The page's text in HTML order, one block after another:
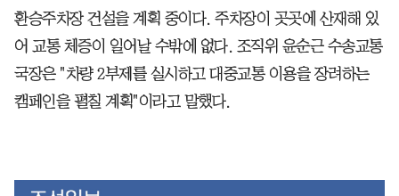
환승주차장 건설을 계획 중이다. 주차장이 곳곳에 산재해 있
어 교통 체증이 일어날 수밖에 없다. 조직위 윤순근 수송교통
국장은 "차량 2부제를 실시하고 대중교통 이용을 장려하는
캠페인을 펼칠 계획"이라고 말했다.